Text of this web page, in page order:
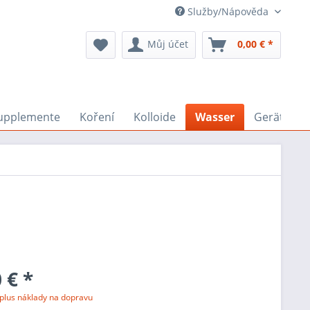
Služby/Nápověda
Můj účet 0,00 € *
Koření Kolloide Wasser Geräte
€ *
plus náklady na dopravu